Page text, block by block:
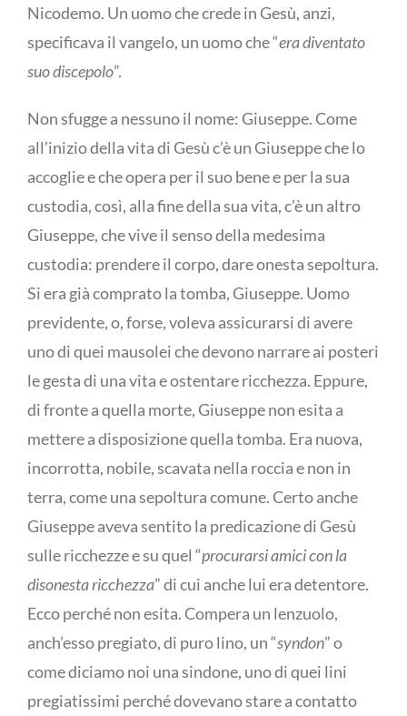
Nicodemo. Un uomo che crede in Gesù, anzi,
specificava il vangelo, un uomo che “era diventato
suo discepolo”.
Non sfugge a nessuno il nome: Giuseppe. Come
all’inizio della vita di Gesù c’è un Giuseppe che lo
accoglie e che opera per il suo bene e per la sua
custodia, così, alla fine della sua vita, c’è un altro
Giuseppe, che vive il senso della medesima
custodia: prendere il corpo, dare onesta sepoltura.
Si era già comprato la tomba, Giuseppe. Uomo
previdente, o, forse, voleva assicurarsi di avere
uno di quei mausolei che devono narrare ai posteri
le gesta di una vita e ostentare ricchezza. Eppure,
di fronte a quella morte, Giuseppe non esita a
mettere a disposizione quella tomba. Era nuova,
incorrotta, nobile, scavata nella roccia e non in
terra, come una sepoltura comune. Certo anche
Giuseppe aveva sentito la predicazione di Gesù
sulle ricchezze e su quel “procurarsi amici con la
disonesta ricchezza” di cui anche lui era detentore.
Ecco perché non esita. Compera un lenzuolo,
anch’esso pregiato, di puro lino, un “syndon” o
come diciamo noi una sindone, uno di quei lini
pregiatissimi perché dovevano stare a contatto